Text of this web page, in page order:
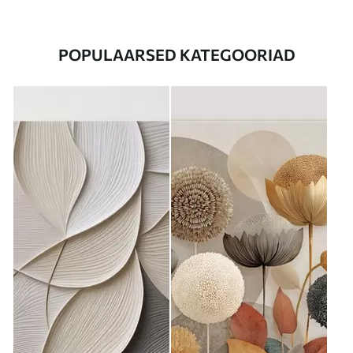
POPULAARSED KATEGOORIAD